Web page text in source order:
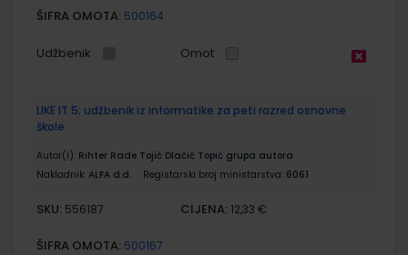
ŠIFRA OMOTA: 500164
Udžbenik Omot
LIKE IT 5; udžbenik iz informatike za peti razred osnovne
škole
Autor(i): Rihter Rade Tojić Dlačić Topić grupa autora
Nakladnik: ALFA d.d. Registarski broj ministarstva: 6061
SKU: 556187 CIJENA: 12,33 €
ŠIFRA OMOTA: 500167